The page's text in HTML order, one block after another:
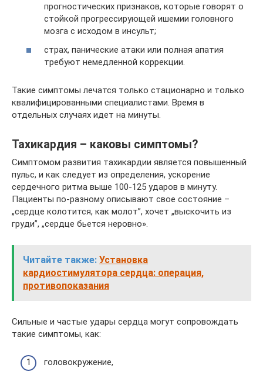
прогностических признаков, которые говорят о
стойкой прогрессирующей ишемии головного
мозга с исходом в инсульт;
страх, панические атаки или полная апатия
требуют немедленной коррекции.
Такие симптомы лечатся только стационарно и только
квалифицированными специалистами. Время в
отдельных случаях идет на минуты.
Тахикардия – каковы симптомы?
Симптомом развития тахикардии является повышенный
пульс, и как следует из определения, ускорение
сердечного ритма выше 100-125 ударов в минуту.
Пациенты по-разному описывают свое состояние –
„сердце колотится, как молот”, хочет „выскочить из
груди”, „сердце бьется неровно».
Читайте также: Установка
кардиостимулятора сердца: операция,
противопоказания
Сильные и частые удары сердца могут сопровождать
такие симптомы, как:
головокружение,